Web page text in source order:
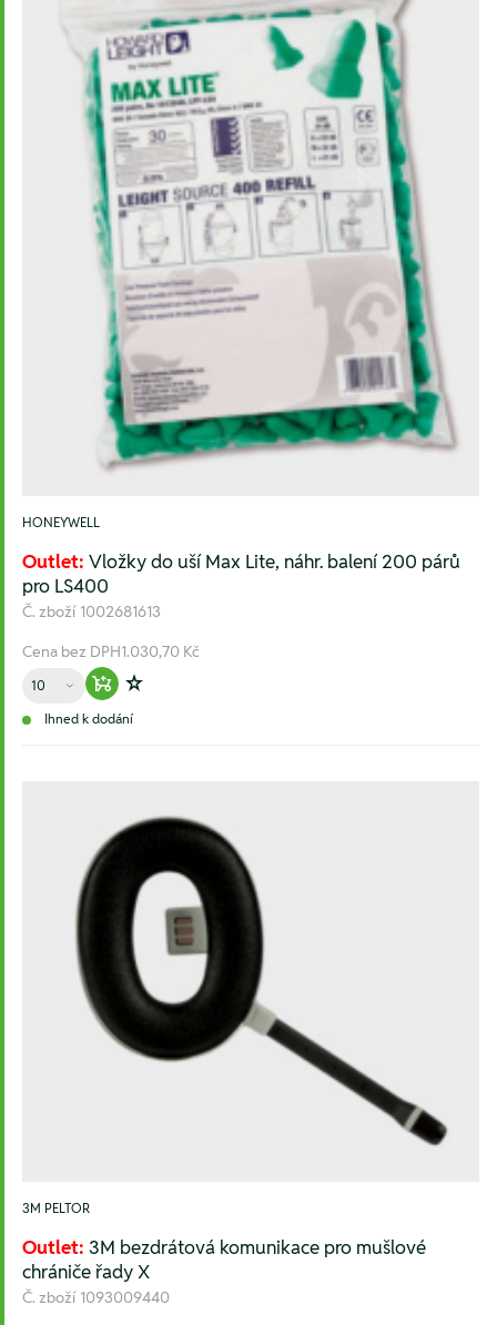
HONEYWELL
Outlet: Vložky do uší Max Lite, náhr. balení 200 párů
pro LS400
Č. zboží 1002681613
Cena bez DPH1.030,70 Kč
Množství
Warenkorb hinzufügen
Zur Wunschliste hinzufügen
Ihned k dodání
3M PELTOR
Outlet: 3M bezdrátová komunikace pro mušlové
chrániče řady X
Č. zboží 1093009440